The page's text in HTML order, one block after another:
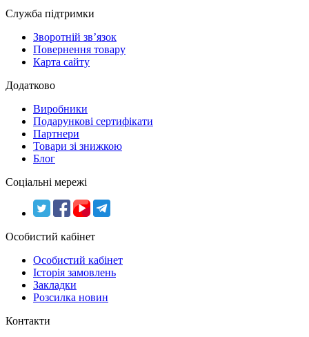
Служба підтримки
Зворотній зв’язок
Повернення товару
Карта сайту
Додатково
Виробники
Подарункові сертифікати
Партнери
Товари зі знижкою
Блог
Соціальні мережі
Особистий кабінет
Особистий кабінет
Історія замовлень
Закладки
Розсилка новин
Контакти